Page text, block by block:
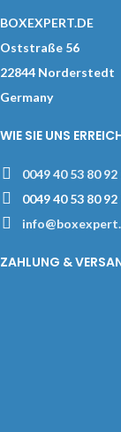
BOXEXPERT.DE
Oststraße 56
22844 Norderstedt
Germany
WIE SIE UNS
0049 40 53 80 92
0049 40 53 80 92
ZAHLUNG &